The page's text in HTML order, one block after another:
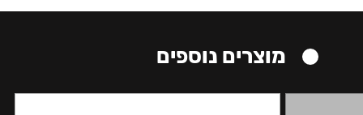
מוצרים נוספים